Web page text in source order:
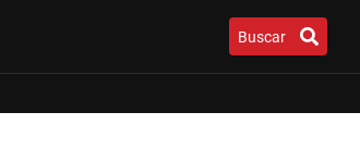
Buscar